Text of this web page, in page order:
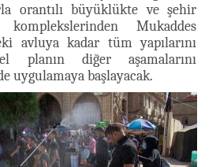
orantılı büyüklükte ve şehir
Mukaddes
avluya kadar tüm yapılarını
planın diğer aşamalarını
uygulamaya başlayacak.